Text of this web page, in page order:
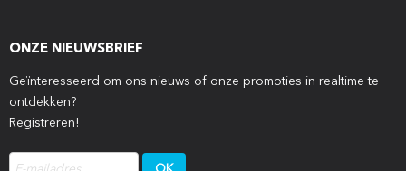
ONZE NIEUWSBRIEF
Geïnteresseerd om ons nieuws of onze promoties in realtime te
ontdekken?
Registreren!